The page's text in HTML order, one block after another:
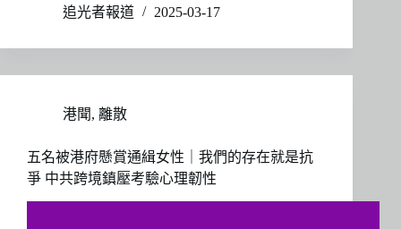
追光者報道
2025-03-17
港聞, 離散
五名被港府懸賞通緝女性｜我們的存在就是抗
爭 中共跨境鎮壓考驗心理韌性